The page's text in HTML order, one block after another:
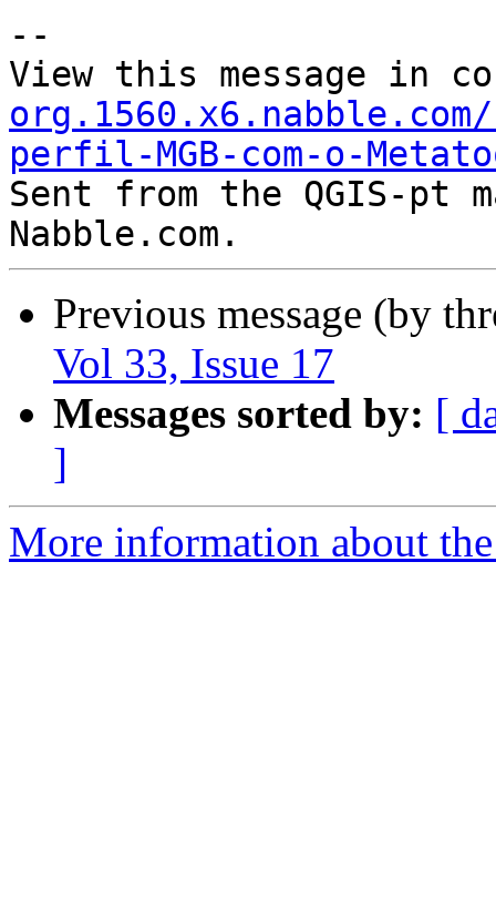
--
View this message in
perfil-MGB-com-o-
Sent from the QGIS-
Previous message (by
Vol 33, Issue 17
Messages sorted by: [
]
More information about